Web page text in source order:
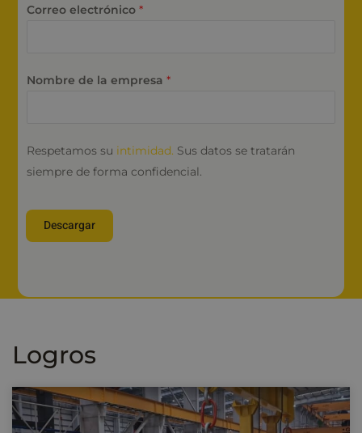
Correo electrónico *
Nombre de la empresa *
Respetamos su intimidad. Sus datos se tratarán
siempre de forma confidencial.
Descargar
Logros